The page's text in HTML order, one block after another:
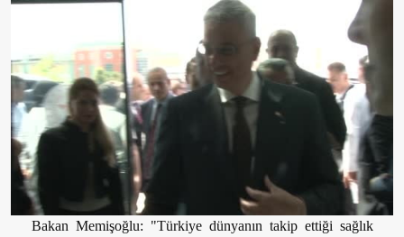
Bakan Memişoğlu: "Türkiye dünyanın takip ettiği sağlık